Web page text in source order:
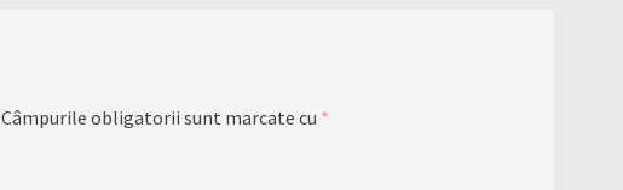
Câmpurile obligatorii sunt marcate cu *